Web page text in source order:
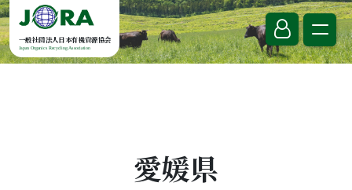
Skip to content
一般社団法人日本有機資源協会
Japan Organics Recycling Association
愛媛県